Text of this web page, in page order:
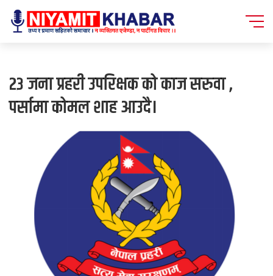
२३ जना प्रहरी उपरिक्षक को काज सरुवा ,
पर्सामा कोमल शाह आउदै।